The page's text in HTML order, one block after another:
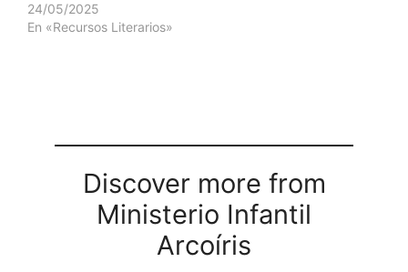
24/05/2025
En «Recursos Literarios»
Discover more from
Ministerio Infantil
Arcoíris